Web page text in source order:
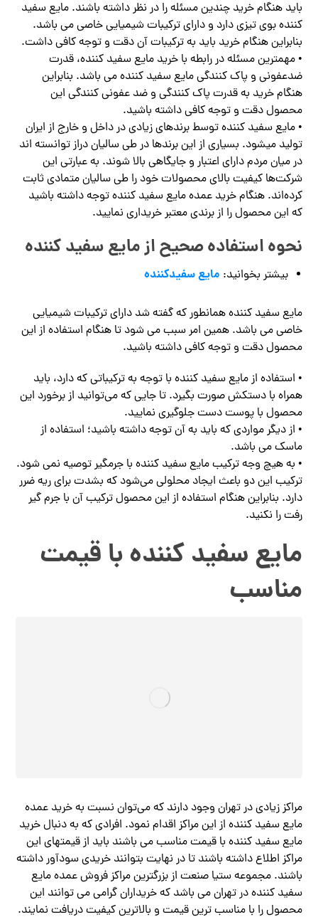
باید هنگام خرید چندین مسئله را در نظر داشته باشند. مایع سفید
کننده بوی تیزی دارد و دارای ترکیبات شیمیایی خاصی می باشد.
بنابراین هنگام خرید باید به ترکیبات آن دقت و توجه کافی داشت.
• مهمترین مسئله در رابطه با خرید مایع سفید کننده، قدرت
ضدعفونی و پاک کنندگی مایع سفید کننده می باشد. بنابراین
هنگام خرید به قدرت پاک کنندگی و ضد عفونی کنندگی این
محصول دقت و توجه کافی داشته باشید.
• مایع سفید کننده توسط برندهای زیادی در داخل و خارج از ایران
تولید میشود. بسیاری از این برندها در طی سالیان دراز توانسته اند
در میان مردم دارای اعتبار و جایگاهی بالا شوند. به عبارتی این
شرکت‌ها کیفیت بالای محصولات خود را طی سالیان متمادی ثابت
کرده‌اند. هنگام خرید عمده مایع سفید کننده توجه داشته باشید
که این محصول را از برندی معتبر خریداری نمایید.
نحوه استفاده صحیح از مایع سفید کننده
بیشتر بخوانید: مایع سفیدکننده
مایع سفید کننده همانطور که گفته شد دارای ترکیبات شیمیایی
خاصی می باشد. همین امر سبب می شود تا هنگام استفاده از این
محصول دقت و توجه کافی داشته باشید.
• استفاده از مایع سفید کننده با توجه به ترکیباتی که دارد، باید
همراه با دستکش صورت بگیرد. تا جایی که می‌توانید از برخورد این
محصول با پوست دست جلوگیری نمایید.
• از دیگر مواردی که باید به آن توجه داشته باشید؛ استفاده از
ماسک می باشد.
• به هیچ وجه ترکیب مایع سفید کننده با جرمگیر توصیه نمی شود.
ترکیب این دو باعث ایجاد محلولی می‌شود که بشدت برای ریه ضرر
دارد. بنابراین هنگام استفاده از این محصول ترکیب آن با جرم گیر
رفت را نکنید.
مایع سفید کننده با قیمت
مناسب
مراکز زیادی در تهران وجود دارند که می‌توان نسبت به خرید عمده
مایع سفید کننده از این مراکز اقدام نمود. افرادی که به دنبال خرید
مایع سفید کننده با قیمت مناسب می باشند باید از قیمتهای این
مراکز اطلاع داشته باشند تا در نهایت بتوانند خریدی سودآور داشته
باشند. مجموعه ستیا صنعت از بزرگترین مراکز فروش عمده مایع
سفید کننده در تهران می باشد که خریداران گرامی می توانند این
محصول را با مناسب ترین قیمت و بالاترین کیفیت دریافت نمایند.